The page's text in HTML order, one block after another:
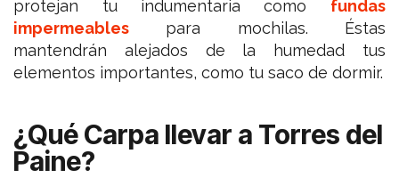
protejan tu indumentaria como fundas
impermeables para mochilas. Éstas
mantendrán alejados de la humedad tus
elementos importantes, como tu saco de dormir.
¿Qué Carpa llevar a Torres del
Paine?